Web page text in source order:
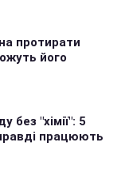
протирати
його
без "хімії": 5
працюють